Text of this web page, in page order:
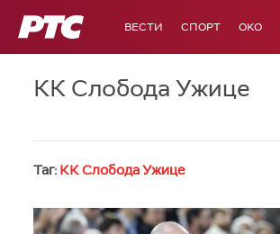
РТС ВЕСТИ СПОРТ OKO
КК Слобода Ужице
Таг: КК Слобода Ужице